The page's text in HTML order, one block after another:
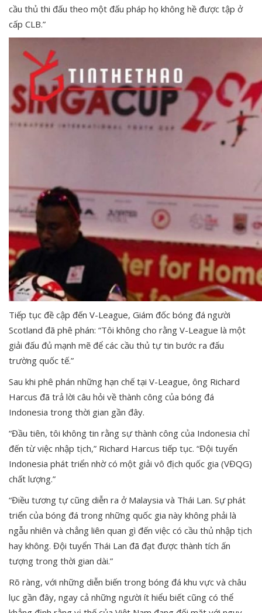
cầu thủ thi đấu theo một đấu pháp họ không hề được tập ở
cấp CLB.”
Tiếp tục đề cập đến V-League, Giám đốc bóng đá người
Scotland đã phê phán: “Tôi không cho rằng V-League là một
giải đấu đủ mạnh mẽ để các cầu thủ tự tin bước ra đấu
trường quốc tế.”
Sau khi phê phán những hạn chế tại V-League, ông Richard
Harcus đã trả lời câu hỏi về thành công của bóng đá
Indonesia trong thời gian gần đây.
“Đầu tiên, tôi không tin rằng sự thành công của Indonesia chỉ
đến từ việc nhập tịch,” Richard Harcus tiếp tục. “Đội tuyển
Indonesia phát triển nhờ có một giải vô địch quốc gia (VĐQG)
chất lượng.”
“Điều tương tự cũng diễn ra ở Malaysia và Thái Lan. Sự phát
triển của bóng đá trong những quốc gia này không phải là
ngẫu nhiên và chẳng liên quan gì đến việc có cầu thủ nhập tịch
hay không. Đội tuyển Thái Lan đã đạt được thành tích ấn
tượng trong thời gian dài.”
Rõ ràng, với những diễn biến trong bóng đá khu vực và châu
lục gần đây, ngay cả những người ít hiểu biết cũng có thể